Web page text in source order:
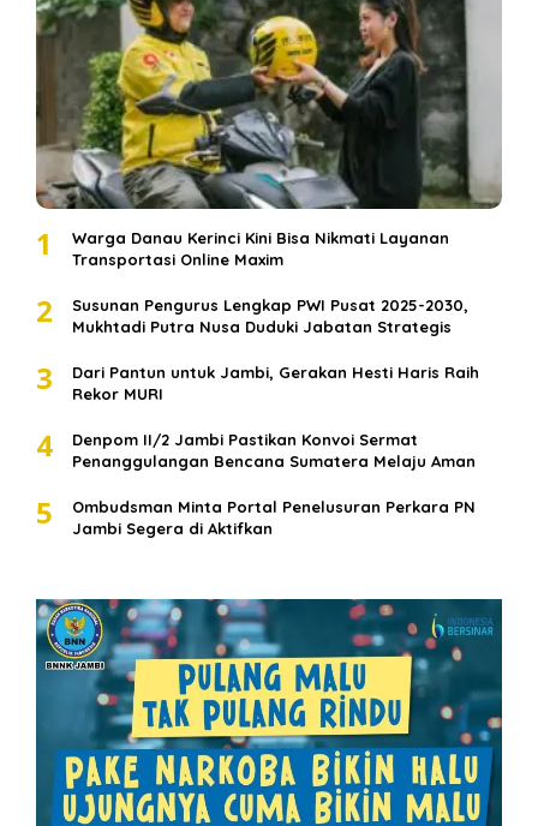
1
Warga Danau Kerinci Kini Bisa Nikmati Layanan
Transportasi Online Maxim
2
Susunan Pengurus Lengkap PWI Pusat 2025-2030,
Mukhtadi Putra Nusa Duduki Jabatan Strategis
3
Dari Pantun untuk Jambi, Gerakan Hesti Haris Raih
Rekor MURI
4
Denpom II/2 Jambi Pastikan Konvoi Sermat
Penanggulangan Bencana Sumatera Melaju Aman
5
Ombudsman Minta Portal Penelusuran Perkara PN
Jambi Segera di Aktifkan